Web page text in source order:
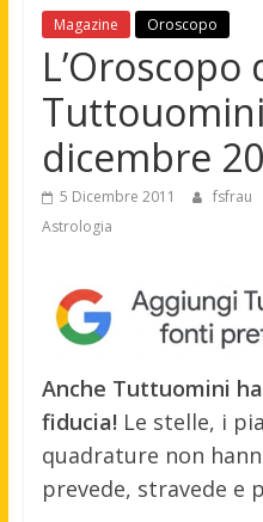
Magazine Oroscopo
L’Oroscopo
dicembre
5 Dicembre 2011 fsfrau
Astrologia
Anche Tuttuomini
fiducia!Le stelle, i
quadrature non
prevede, stravede e